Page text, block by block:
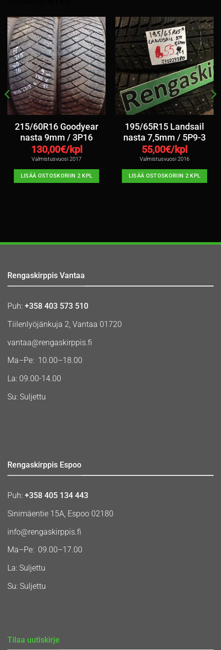
215/60R16 Goodyear
nasta 9mm / 3P16
130,00€/kpl
Valmistusvuosi 2017
LISÄÄ OSTOSKORIIN 2 KPL
195/65R15 Landsail
nasta 7,5mm / 5P9-3
55,00€/kpl
Valmistusvuosi 2016
LISÄÄ OSTOSKORIIN 2 KPL
Rengaskirppis Vantaa
Puh: +358 403 573 510
Tiilenlyöjänkuja 2, Vantaa 01720
vantaa@rengaskirppis.fi
Ma–Pe: 10.00–18.00
La: 09.00-14.00
Su: Suljettu
Rengaskirppis Espoo
Puh: +358 405 134 443
Sinimäentie 15A, Espoo 02180
info@rengaskirppis.fi
Ma–Pe: 09.00–17.00
La: Suljettu
Su: Suljettu
Tilaa uutiskirje